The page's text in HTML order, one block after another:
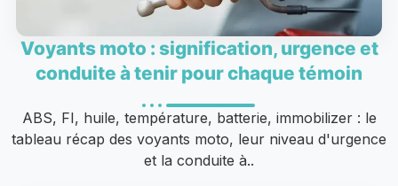
Voyants moto : signification, urgence et
conduite à tenir pour chaque témoin
ABS, FI, huile, température, batterie, immobilizer : le
tableau récap des voyants moto, leur niveau d'urgence
et la conduite à..